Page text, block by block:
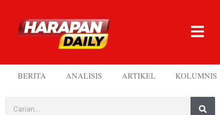
BERITA ANALISIS ARTIKEL KOLUMNIS